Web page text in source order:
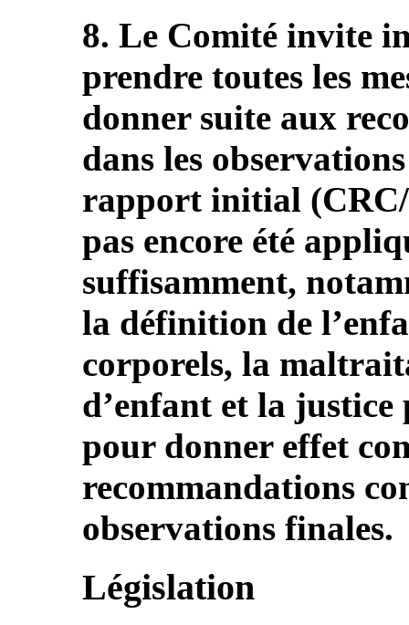
8. Le Comité invite
prendre toutes les
donner suite aux
dans les
rapport initial
pas encore été
suffisamment,
la définition de
corporels, la
d’enfant et la
pour donner effet
recommandations
observations finales.
Législation